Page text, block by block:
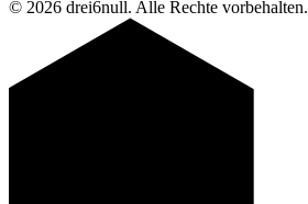
© 2026 drei6null. Alle Rechte vorbehalten.